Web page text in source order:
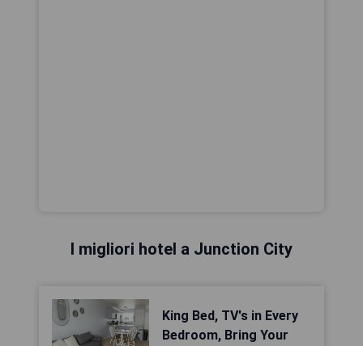
I migliori hotel a Junction City
King Bed, TV's in Every
Bedroom, Bring Your